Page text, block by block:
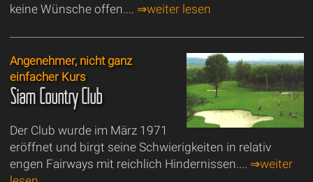
keine Wünsche offen.... ⇒weiter lesen
Angenehmer, nicht ganz
einfacher Kurs
Siam Country Club
Der Club wurde im März 1971
eröffnet und birgt seine Schwierigkeiten in relativ
engen Fairways mit reichlich Hindernissen.... ⇒weiter